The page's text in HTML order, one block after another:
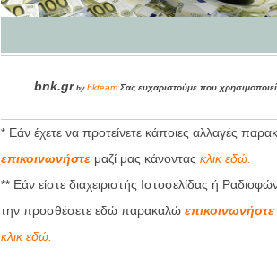
bnk.gr by bkteamΣας ευχαριστούμε που
* Εάν έχετε να προτείνετε κάποιες αλλαγές
επικοινωνήστε μαζί μας κάνοντας κλικ εδώ.
** Εάν είστε διαχειριστής Ιστοσελίδας ή
την προσθέσετε εδώ παρακαλώ επικοινωνήστε
κλικ εδώ.